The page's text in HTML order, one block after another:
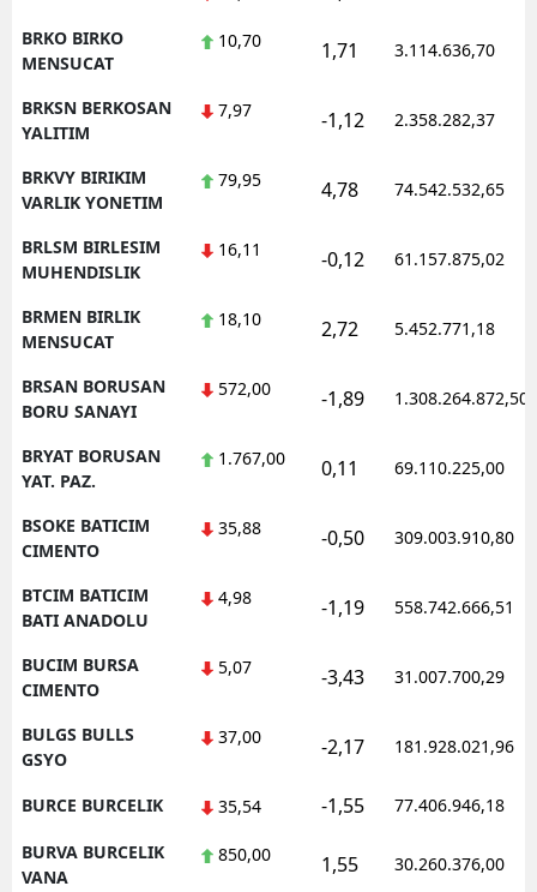
BRKO BIRKO
MENSUCAT
10,70 1,71 3.114.636,70
BRKSN BERKOSAN
YALITIM
7,97 -1,12 2.358.282,37
BRKVY BIRIKIM
VARLIK YONETIM
79,95 4,78 74.542.532,65
BRLSM BIRLESIM
MUHENDISLIK
16,11 -0,12 61.157.875,02
BRMEN BIRLIK
MENSUCAT
18,10 2,72 5.452.771,18
BRSAN BORUSAN
BORU SANAYI
572,00 -1,89 1.308.264.872,50
BRYAT BORUSAN
YAT. PAZ.
1.767,00 0,11 69.110.225,00
BSOKE BATICIM
CIMENTO
35,88 -0,50 309.003.910,80
BTCIM BATICIM
BATI ANADOLU
4,98 -1,19 558.742.666,51
BUCIM BURSA
CIMENTO
5,07 -3,43 31.007.700,29
BULGS BULLS
GSYO
37,00 -2,17 181.928.021,96
BURCE BURCELIK 35,54 -1,55 77.406.946,18
BURVA BURCELIK
VANA
850,00 1,55 30.260.376,00